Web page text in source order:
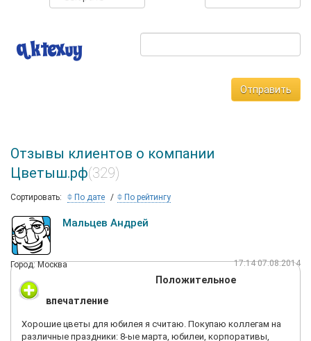
Отправить
Отзывы клиентов о компании
Цветыш.рф(329)
Сортировать: По дате По рейтингу
Мальцев Андрей
Город: Москва 17:14 07.08.2014
Положительное
впечатление
Хорошие цветы для юбилея я считаю. Покупаю коллегам на
различные праздники: 8-ые марта, юбилеи, корпоративы,